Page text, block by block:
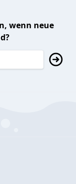
wenn neue